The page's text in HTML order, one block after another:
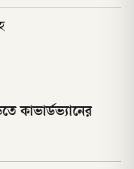
কাভার্ডভ্যানের